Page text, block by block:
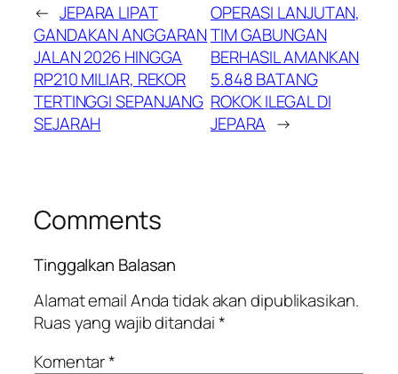
← JEPARA LIPAT
GANDAKAN ANGGARAN
JALAN 2026 HINGGA
RP210 MILIAR, REKOR
TERTINGGI SEPANJANG
SEJARAH
OPERASI LANJUTAN,
TIM GABUNGAN
BERHASIL AMANKAN
5.848 BATANG
ROKOK ILEGAL DI
JEPARA →
Comments
Tinggalkan Balasan
Alamat email Anda tidak akan dipublikasikan.
Ruas yang wajib ditandai*
Komentar*